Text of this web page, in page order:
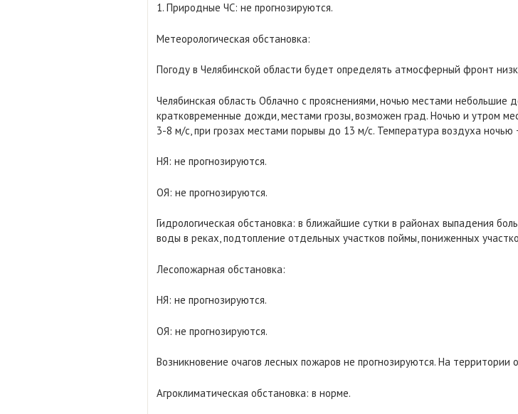
1. Природные ЧС: не прогнозируются.
Метеорологическая обстановка:
Погоду в Челябинской области будет определять атмосферный фронт
Челябинская область Облачно с прояснениями, ночью местами
кратковременные дожди, местами грозы, возможен град. Ночью и утром
3-8 м/с, при грозах местами порывы до 13 м/с. Температура воздуха ночью
НЯ: не прогнозируются.
ОЯ: не прогнозируются.
Гидрологическая обстановка: в ближайшие сутки в районах выпадения
воды в реках, подтопление отдельных участков поймы, пониженных
Лесопожарная обстановка:
НЯ: не прогнозируются.
ОЯ: не прогнозируются.
Возникновение очагов лесных пожаров не прогнозируются. На
Агроклиматическая обстановка: в норме.